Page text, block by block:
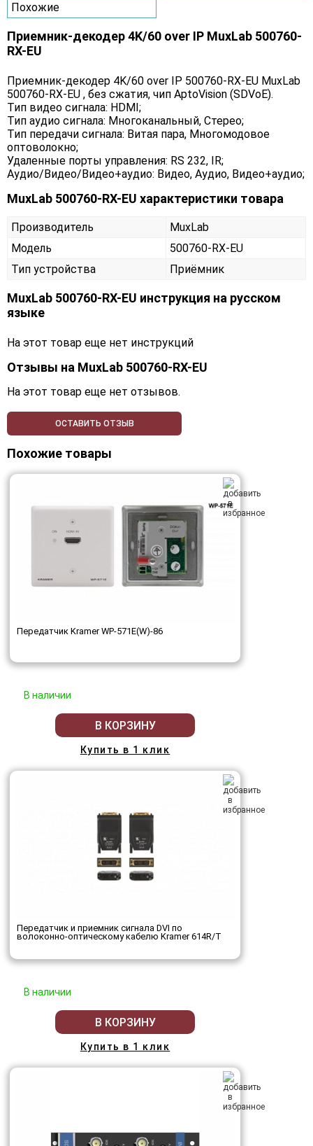
Похожие
Приемник-декодер 4K/60 over IP MuxLab 500760-
RX-EU
Приемник-декодер 4K/60 over IP 500760-RX-EU MuxLab
500760-RX-EU , без сжатия, чип AptoVision (SDVoE).
Тип видео сигнала: HDMI;
Тип аудио сигнала: Многоканальный, Стерео;
Тип передачи сигнала: Витая пара, Многомодовое
оптоволокно;
Удаленные порты управления: RS 232, IR;
Аудио/Видео/Видео+аудио: Видео, Аудио, Видео+аудио;
MuxLab 500760-RX-EU характеристики товара
Производитель
MuxLab
Модель
500760-RX-EU
Тип устройства
Приёмник
MuxLab 500760-RX-EU инструкция на русском
языке
На этот товар еще нет инструкций
Отзывы на MuxLab 500760-RX-EU
На этот товар еще нет отзывов.
ОСТАВИТЬ ОТЗЫВ
Похожие товары
Передатчик Kramer WP-571E(W)-86
В наличии
В КОРЗИНУ
Купить в 1 клик
Передатчик и приемник сигнала DVI по
волоконно-оптическому кабелю Kramer 614R/T
В наличии
В КОРЗИНУ
Купить в 1 клик